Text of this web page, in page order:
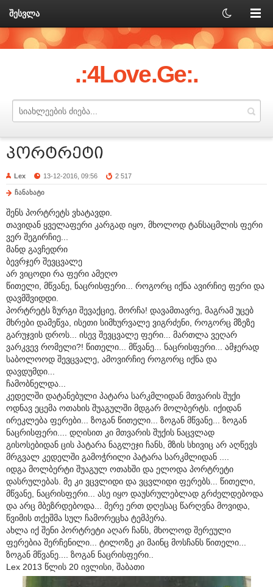
შესვლა
.:4Love.Ge:.
პორტრეტი
Lex 13-12-2016, 09:56 2 517
ჩანახატი
შენს პორტრეტს ვხატავდი.
თავიდან ყველაფერი კარგად იყო, მხოლოდ ტანსაცმლის ფერი
ვერ შეგირჩიე...
მანდ გავჩედრი
ბევრჯერ შევცვალე
არ ვიცოდი რა ფერი ამეღო
წითელი, მწვანე, ნაცრისფერი... როგორც იქნა ავირჩიე ფერი და
დავმშვიდდი.
პორტრეტს ზურგი შევაქციე, მორჩა! დავამთავრე, მაგრამ უცებ
მხრები დამეწვა, ისეთი სიმხურვალე ვიგრძენი, როგორც მზეზე
გარუჯვის დროს... ისევ შევცვალე ფერი... მართლა ვეღარ
ვარკვევ რომელი?! წითელი... მწვანე... ნაცრისფერი... ამჯერად
საბოლოოდ შევცვალე, ამოვირჩიე როგორც იქნა და
დავდუმდი...
ჩამობნელდა...
კედელში დატანებული პატარა სარკმლიდან მთვარის შუქი
ოდნავ ეცემა ოთახის შუაგულში მდგარ მოლბერტს. იქიდან
ირეკლება ფერები... ზოგან წითელი... ზოგან მწვანე... ზოგან
ნაცრისფერი.... დღისით კი მთვარის შუქის ნაცვლად
გისოსებიდან ცის პატარა ნაგლეჯი ჩანს, მზის სხივიც არ აღწევს
მრგვალ კედელში გამოჭრილი პატარა სარკმლიდან ....
იდგა მოლბერტი შუაგულ ოთახში და ელოდა პორტრეტი
დასრულებას. მე კი ვცვლიდი და ვცვლიდი ფერებს... წითელი,
მწვანე, ნაცრისფერი... ასე იყო დაუსრულებლად გრძელდებოდა
და არც მბეზრდებოდა... მერე ერთ დღესაც წარღვნა მოვიდა,
წვიმის თქეშმა სულ ჩამორეცხა ტემპერა.
ახლა იქ შენი პორტრეტი აღარ ჩანს, მხოლოდ შერეული
ფერებია შერჩენილი... ტილოზე კი მაინც მოსჩანს წითელი...
ზოგან მწვანე.... ზოგან ნაცრისფერი..
Lex 2013 წლის 20 ივლისი, შაბათი